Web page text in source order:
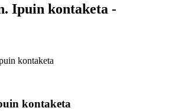
Ipuin kontaketa -
kontaketa
kontaketa